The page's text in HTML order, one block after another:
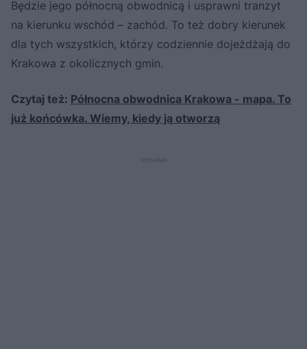
Będzie jego północną obwodnicą i usprawni tranzyt
na kierunku wschód – zachód. To też dobry kierunek
dla tych wszystkich, którzy codziennie dojeżdżają do
Krakowa z okolicznych gmin.
Czytaj też: Północna obwodnica Krakowa - mapa. To
już końcówka. Wiemy, kiedy ją otworzą